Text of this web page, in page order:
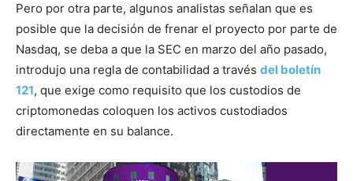
Pero por otra parte, algunos analistas señalan que es
posible que la decisión de frenar el proyecto por parte de
Nasdaq, se deba a que la SEC en marzo del año pasado,
introdujo una regla de contabilidad a través del boletín
121, que exige como requisito que los custodios de
criptomonedas coloquen los activos custodiados
directamente en su balance.